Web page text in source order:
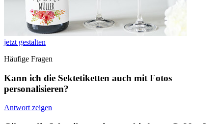
jetzt gestalten
Häufige Fragen
Kann ich die Sektetiketten auch mit Fotos
personalisieren?
Antwort zeigen